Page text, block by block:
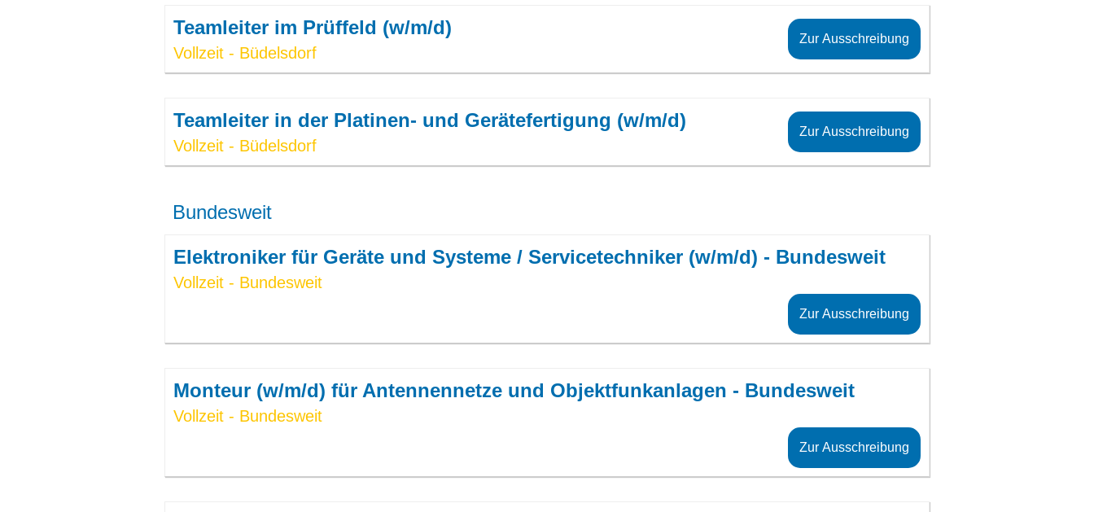
Teamleiter im Prüffeld (w/m/d)
Vollzeit - Büdelsdorf
Zur Ausschreibung
Teamleiter in der Platinen- und Gerätefertigung (w/m/d)
Vollzeit - Büdelsdorf
Zur Ausschreibung
Bundesweit
Elektroniker für Geräte und Systeme / Servicetechniker (w/m/d) - Bundesweit
Vollzeit - Bundesweit
Zur Ausschreibung
Monteur (w/m/d) für Antennennetze und Objektfunkanlagen - Bundesweit
Vollzeit - Bundesweit
Zur Ausschreibung